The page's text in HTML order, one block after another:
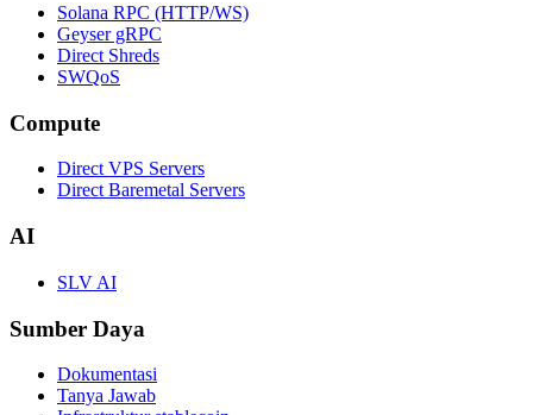
Solana RPC (HTTP/WS)
Geyser gRPC
Direct Shreds
SWQoS
Compute
Direct VPS Servers
Direct Baremetal Servers
AI
SLV AI
Sumber Daya
Dokumentasi
Tanya Jawab